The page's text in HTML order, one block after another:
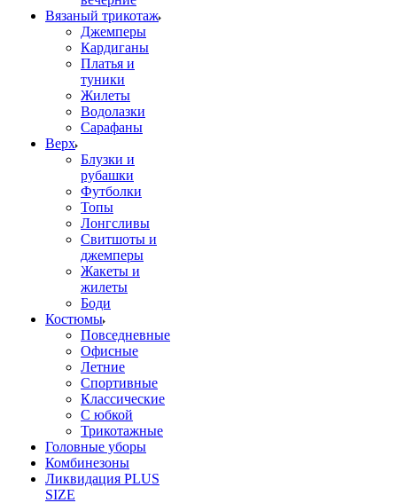
Вязаный трикотаж
Джемперы
Кардиганы
Платья и
туники
Жилеты
Водолазки
Сарафаны
Верх
Блузки и
рубашки
Футболки
Топы
Лонгсливы
Свитшоты и
джемперы
Жакеты и
жилеты
Боди
Костюмы
Повседневные
Офисные
Летние
Спортивные
Классические
С юбкой
Трикотажные
Головные уборы
Комбинезоны
Ликвидация PLUS
SIZE